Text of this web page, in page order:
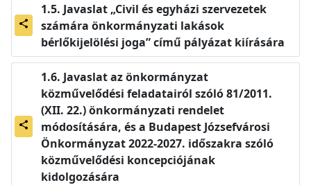
share
Javaslat „Civil és egyházi szervezetek
számára önkormányzati lakások
bérlőkijelölési joga” című pályázat kiírására
share
Javaslat az önkormányzat
közművelődési feladatairól szóló 81/2011.
(XII. 22.) önkormányzati rendelet
módosítására, és a Budapest Józsefvárosi
Önkormányzat 2022-2027. időszakra szóló
közművelődési koncepciójának
kidolgozására